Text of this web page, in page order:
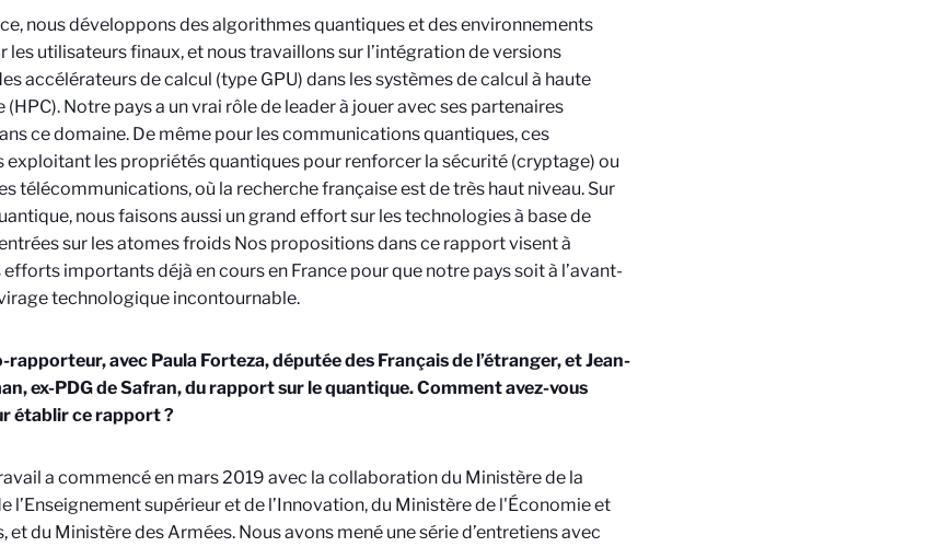
nous développons des algorithmes quantiques et des environnements
les utilisateurs finaux, et nous travaillons sur l’intégration de versions
accélérateurs de calcul (type GPU) dans les systèmes de calcul à haute
Notre pays a un vrai rôle de leader à jouer avec ses partenaires
ce domaine. De même pour les communications quantiques, ces
exploitant les propriétés quantiques pour renforcer la sécurité (cryptage) ou
télécommunications, où la recherche française est de très haut niveau. Sur
nous faisons aussi un grand effort sur les technologies à base de
sur les atomes froids Nos propositions dans ce rapport visent à
importants déjà en cours en France pour que notre pays soit à l’avant-
technologique incontournable.
rapporteur, avec Paula Forteza, députée des Français de l’étranger, et Jean-
ex-PDG de Safran, du rapport sur le quantique. Comment avez-vous
établir ce rapport ?
a commencé en mars 2019 avec la collaboration du Ministère de la
l’Enseignement supérieur et de l’Innovation, du Ministère de l'Économie et
et du Ministère des Armées. Nous avons mené une série d’entretiens avec